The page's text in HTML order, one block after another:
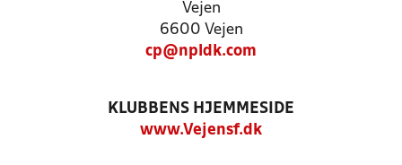
Vejen
6600 Vejen
cp@npldk.com
KLUBBENS HJEMMESIDE
www.Vejensf.dk